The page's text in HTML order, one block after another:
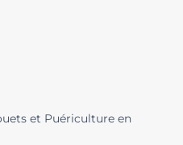
et Puériculture en